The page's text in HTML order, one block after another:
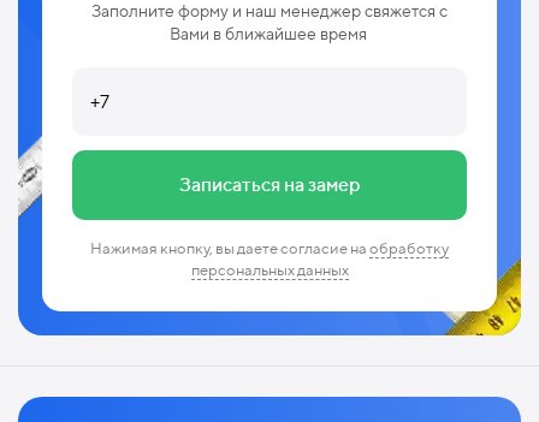
Заполните форму и наш менеджер свяжется с
Вами в ближайшее время
Записаться на замер
Нажимая кнопку, вы даете согласие на обработку
персональных данных